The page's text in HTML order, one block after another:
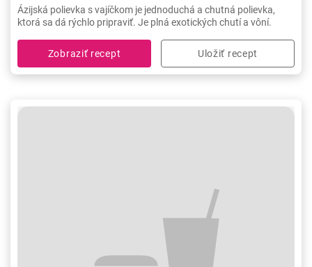
Ázijská polievka s vajíčkom je jednoduchá a chutná polievka,
ktorá sa dá rýchlo pripraviť. Je plná exotických chutí a vôní.
Zobraziť recept Uložiť recept